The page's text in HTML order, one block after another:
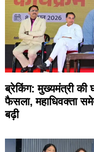
ब्रेकिंग: मुख्यमंत्री की
फैसला, महाधिवक्ता
बढ़ी